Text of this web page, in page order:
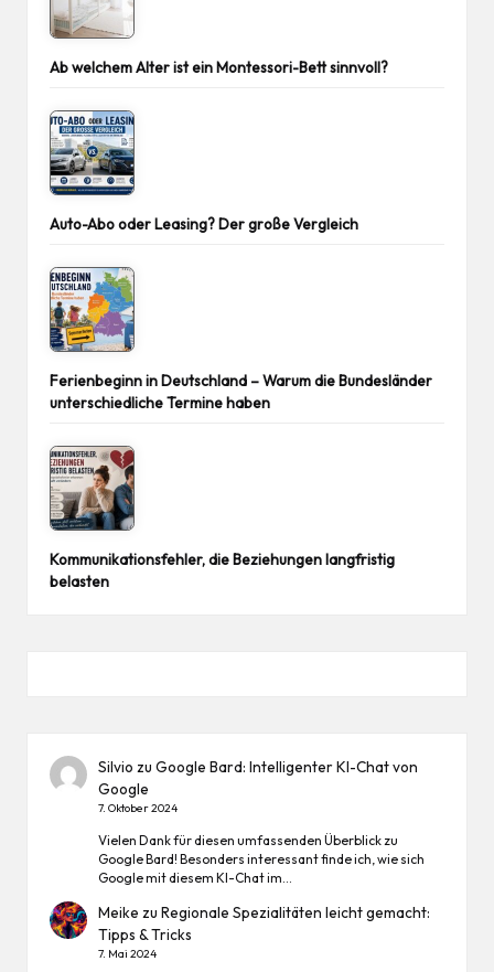
Ab welchem Alter ist ein Montessori-Bett sinnvoll?
Auto-Abo oder Leasing? Der große Vergleich
Ferienbeginn in Deutschland – Warum die Bundesländer
unterschiedliche Termine haben
Kommunikationsfehler, die Beziehungen langfristig
belasten
Silvio zuGoogle Bard: Intelligenter KI-Chat von
Google
7. Oktober 2024
Vielen Dank für diesen umfassenden Überblick zu
Google Bard! Besonders interessant finde ich, wie sich
Google mit diesem KI-Chat im…
Meike zuRegionale Spezialitäten leicht gemacht:
Tipps & Tricks
7. Mai 2024